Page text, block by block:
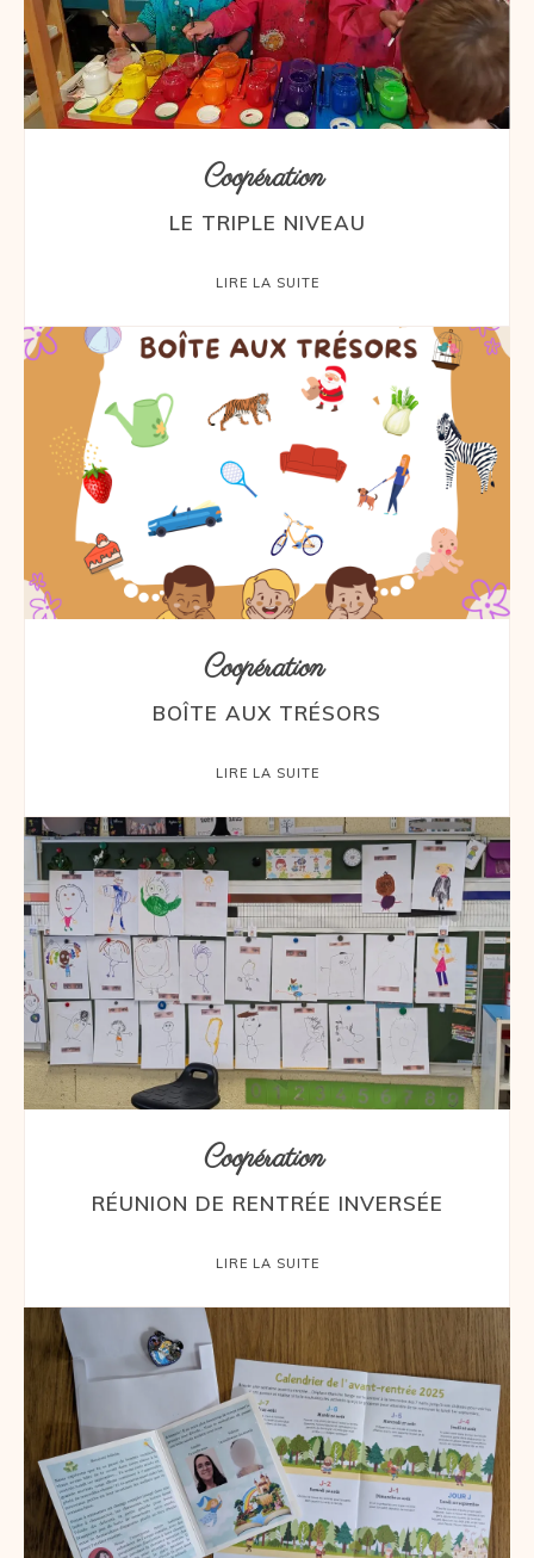
Coopération
LE TRIPLE NIVEAU
LIRE LA SUITE
Coopération
BOÎTE AUX TRÉSORS
LIRE LA SUITE
Coopération
RÉUNION DE RENTRÉE INVERSÉE
LIRE LA SUITE